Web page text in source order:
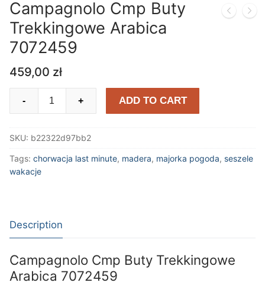
Campagnolo Cmp Buty
Trekkingowe Arabica
7072459
459,00 zł
Campagnolo
Trekkingowe
Arabica
7072459
- + ADD TO CART
SKU: b22322d97bb2
Tags: chorwacja last minute, madera, majorka pogoda, seszele
wakacje
Description
Campagnolo Cmp Buty Trekkingowe
Arabica 7072459